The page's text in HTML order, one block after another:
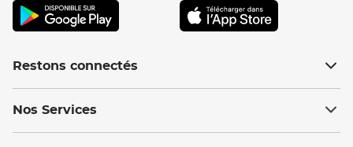
Restons connectés
Nos Services